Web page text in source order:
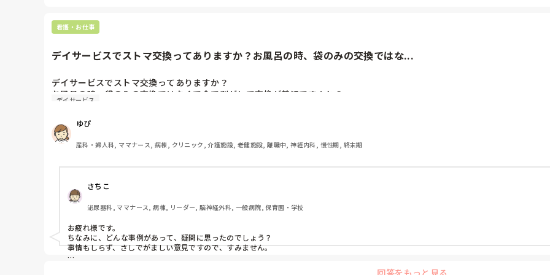
看護・お仕事
デイサービスでストマ交換ってありますか？お風呂の時、袋のみの交換ではな...
デイサービスでストマ交換ってありますか？
お風呂の時、袋のみの交換ではなくて全て剥がして交換が普通ですよね？
デイサービス
ゆぴ
産科・婦人科, ママナース, 病棟, クリニック, 介護施設, 老健施設, 離職中, 神経内科, 慢性期, 終末期
さちこ
泌尿器科, ママナース, 病棟, リーダー, 脳神経外科, 一般病院, 保育園・学校
お疲れ様です。
ちなみに、どんな事例があって、疑問に思ったのでしょう？
事情もしらず、さしでがましい意見ですので、すみません。
パウチは基本、濡れても大したことありません。ものによりますが、シャワー浴程度じゃビクともしません。